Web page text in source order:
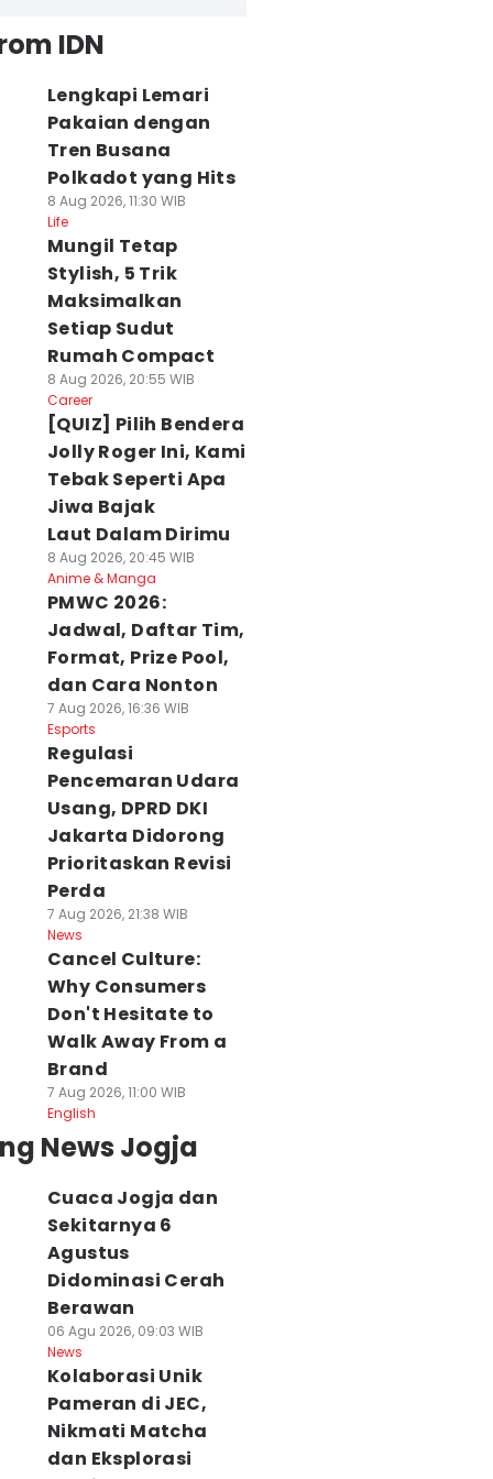
IDN
Lengkapi Lemari
Pakaian dengan
Tren Busana
Polkadot yang Hits
8 Aug 2026, 11:30 WIB
Life
Mungil Tetap
Stylish, 5 Trik
Maksimalkan
Setiap Sudut
Rumah Compact
8 Aug 2026, 20:55 WIB
Career
[QUIZ] Pilih Bendera
Jolly Roger Ini, Kami
Tebak Seperti Apa
Jiwa Bajak
Laut Dalam Dirimu
8 Aug 2026, 20:45 WIB
Anime & Manga
PMWC 2026:
Jadwal, Daftar Tim,
Format, Prize Pool,
dan Cara Nonton
7 Aug 2026, 16:36 WIB
Esports
Regulasi
Pencemaran Udara
Usang, DPRD DKI
Jakarta Didorong
Prioritaskan Revisi
Perda
7 Aug 2026, 21:38 WIB
News
Cancel Culture:
Why Consumers
Don't Hesitate to
Walk Away From a
Brand
7 Aug 2026, 11:00 WIB
English
News Jogja
Cuaca Jogja dan
Sekitarnya 6
Agustus
Didominasi Cerah
Berawan
06 Agu 2026, 09:03 WIB
News
Kolaborasi Unik
Pameran di JEC,
Nikmati Matcha
dan Eksplorasi